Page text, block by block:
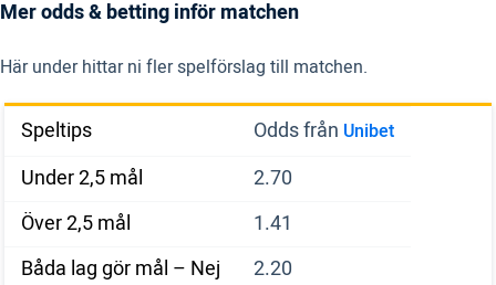
Mer odds & betting inför matchen
Här under hittar ni fler spelförslag till matchen.
Speltips Odds från Unibet
Under 2,5 mål
2.70
Över 2,5 mål
1.41
Båda lag gör mål – Nej
2.20